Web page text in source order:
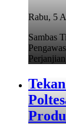
Rabu, 5
Sambas